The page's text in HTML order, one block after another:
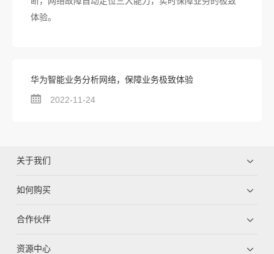
体验。
华为智能业务分析网络，保障业务极致体验
2022-11-24
关于我们
如何购买
合作伙伴
资源中心